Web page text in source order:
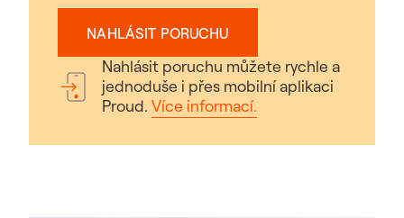
NAHLÁSIT PORUCHU
Nahlásit poruchu můžete rychle a
jednoduše i přes mobilní aplikaci
Proud. Více informací.